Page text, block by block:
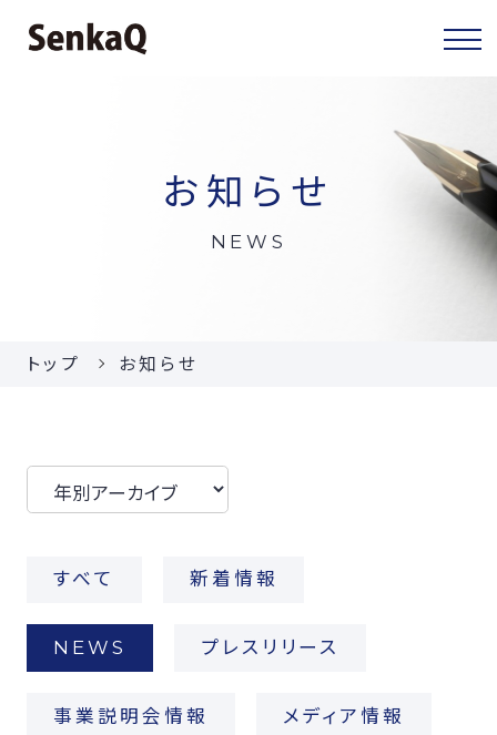
当社の事業
お知らせ
NEWS
トップ お知らせ
すべて 新着情報
NEWS プレスリリース
事業説明会情報 メディア情報